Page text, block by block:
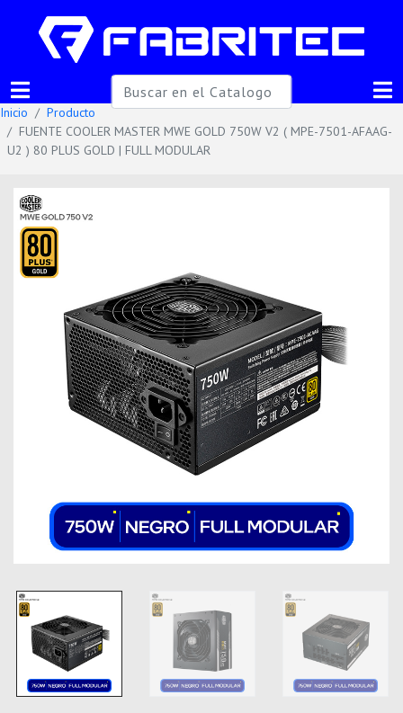
Inicio
Producto
FUENTE COOLER MASTER MWE GOLD 750W V2 ( MPE-7501-AFAAG-
U2 ) 80 PLUS GOLD | FULL MODULAR